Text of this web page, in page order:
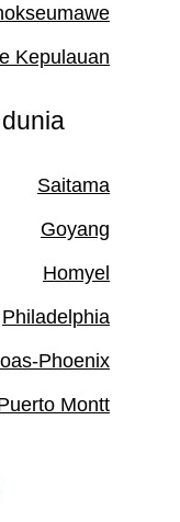
Kepulauan
Saitama
Goyang
Homyel
Philadelphia
Phoenix
Montt